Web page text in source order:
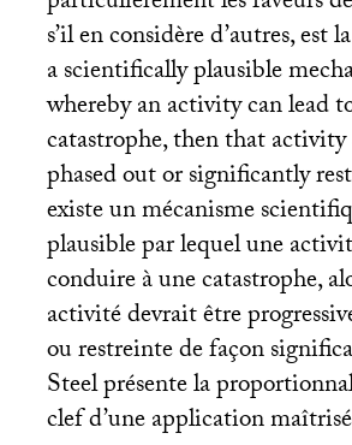
s’il en considère d’autres, est
a scientifically plausible
whereby an activity can lead
catastrophe, then that
phased out or significantly
existe un mécanisme
plausible par lequel une
conduire à une catastrophe,
activité devrait être
ou restreinte de façon
Steel présente la
clef d’une application